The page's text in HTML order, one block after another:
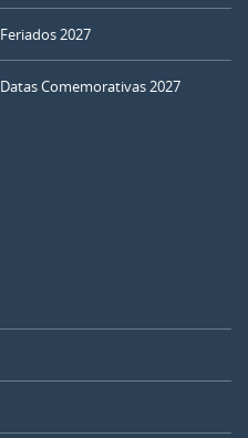
Feriados 2027
Datas Comemorativas 2027